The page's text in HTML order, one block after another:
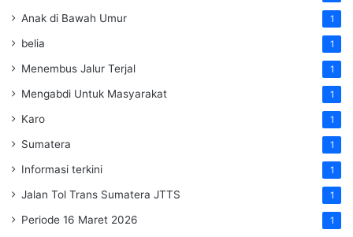
Anak di Bawah Umur 1
belia 1
Menembus Jalur Terjal 1
Mengabdi Untuk Masyarakat 1
Karo 1
Sumatera 1
Informasi terkini 1
Jalan Tol Trans Sumatera JTTS 1
Periode 16 Maret 2026 1